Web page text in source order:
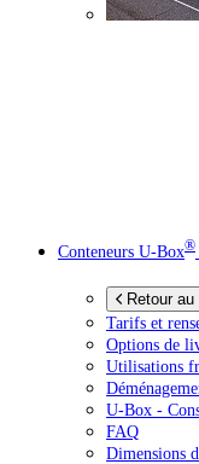
Conteneurs U-Box®
Retour
Tarifs et
Options de
Utilisations
U-Box -
FAQ
Dimensions